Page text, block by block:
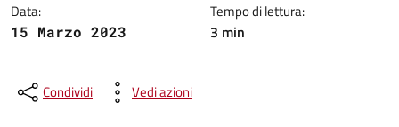
Data:
15 Marzo 2023
Tempo di lettura:
3 min
Condividi Vedi azioni